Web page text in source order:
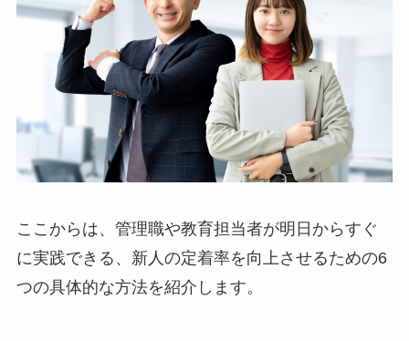
ここからは、管理職や教育担当者が明日からすぐ
に実践できる、新人の定着率を向上させるための6
つの具体的な方法を紹介します。